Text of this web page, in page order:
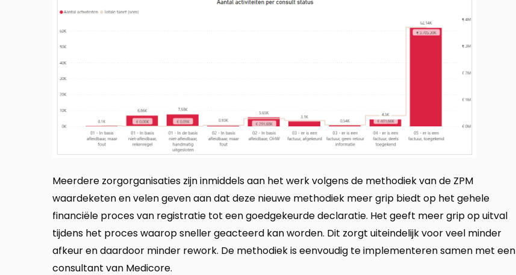
Meerdere zorgorganisaties zijn inmiddels aan het werk volgens de methodiek van de ZPM
waardeketen en velen geven aan dat deze nieuwe methodiek meer grip biedt op het gehele
financiële proces van registratie tot een goedgekeurde declaratie. Het geeft meer grip op uitval
tijdens het proces waarop sneller geacteerd kan worden. Dit zorgt uiteindelijk voor veel minder
afkeur en daardoor minder rework. De methodiek is eenvoudig te implementeren samen met een
consultant van Medicore.